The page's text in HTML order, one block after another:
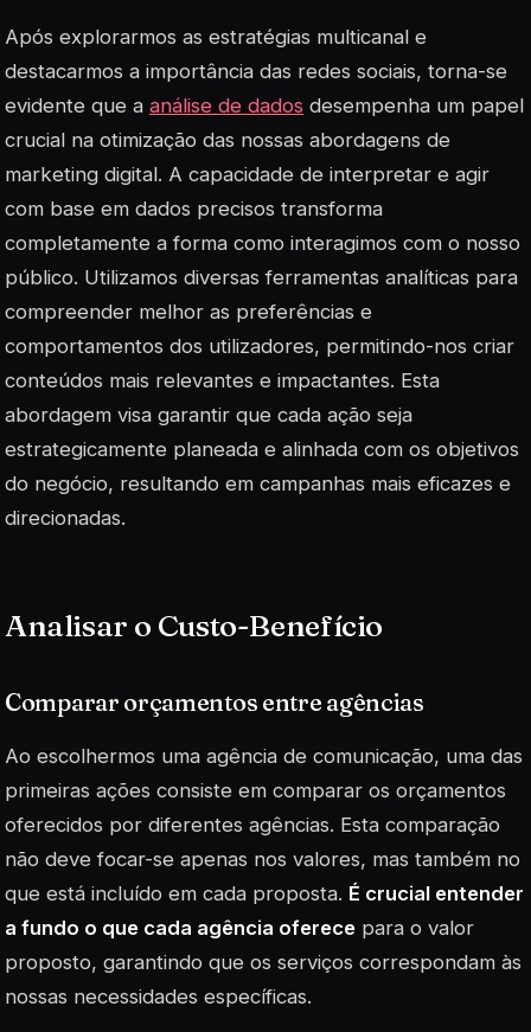
Após explorarmos as estratégias multicanal e
destacarmos a importância das redes sociais, torna-se
evidente que a análise de dados desempenha um papel
crucial na otimização das nossas abordagens de
marketing digital. A capacidade de interpretar e agir
com base em dados precisos transforma
completamente a forma como interagimos com o nosso
público. Utilizamos diversas ferramentas analíticas para
compreender melhor as preferências e
comportamentos dos utilizadores, permitindo-nos criar
conteúdos mais relevantes e impactantes. Esta
abordagem visa garantir que cada ação seja
estrategicamente planeada e alinhada com os objetivos
do negócio, resultando em campanhas mais eficazes e
direcionadas.
Analisar o Custo-Benefício
Comparar orçamentos entre agências
Ao escolhermos uma agência de comunicação, uma das
primeiras ações consiste em comparar os orçamentos
oferecidos por diferentes agências. Esta comparação
não deve focar-se apenas nos valores, mas também no
que está incluído em cada proposta. É crucial entender
a fundo o que cada agência oferece para o valor
proposto, garantindo que os serviços correspondam às
nossas necessidades específicas.